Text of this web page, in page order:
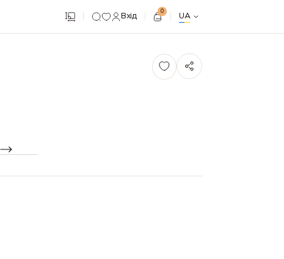
Вхід
0
UA